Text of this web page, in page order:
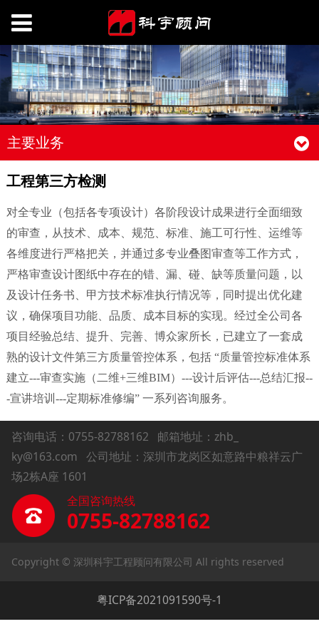
主要业务
工程第三方检测
对全专业（包括各专项设计）各阶段设计成果进行全面细致
的审查，从技术、成本、规范、标准、施工可行性、运维等
各维度进行严格把关，并通过多专业叠图审查等工作方式，
严格审查设计图纸中存在的错、漏、碰、缺等质量问题，以
及设计任务书、甲方技术标准执行情况等，同时提出优化建
议，确保项目功能、品质、成本目标的实现。经过全公司各
项目经验总结、提升、完善、博众家所长，已建立了一套成
熟的设计文件第三方质量管控体系，包括 “质量管控标准体系
建立---审查实施（二维+三维BIM）---设计后评估---总结汇报--
-宣讲培训---定期标准修编” 一系列咨询服务。
咨询电话：0755-82788162
邮箱地址：zhb_
ky@163.com 公司地址：深圳市龙岗区如意路中粮祥云广
场2栋A座 1601
全国咨询热线
0755-82788162
Copyright © 深圳科宇工程顾问有限公司 All rights reserved
粤ICP备2021091590号-1